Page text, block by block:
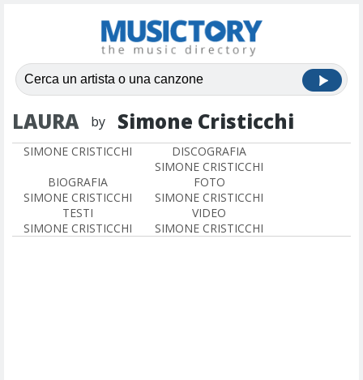
LAURA by Simone Cristicchi
SIMONE CRISTICCHI
DISCOGRAFIA
SIMONE CRISTICCHI
BIOGRAFIA
SIMONE CRISTICCHI
FOTO
SIMONE CRISTICCHI
TESTI
SIMONE CRISTICCHI
VIDEO
SIMONE CRISTICCHI